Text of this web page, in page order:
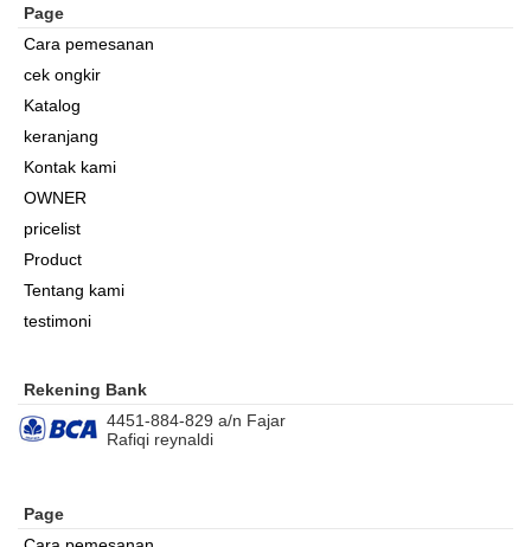
Page
Cara pemesanan
cek ongkir
Katalog
keranjang
Kontak kami
OWNER
pricelist
Product
Tentang kami
testimoni
Rekening Bank
4451-884-829 a/n Fajar
Rafiqi reynaldi
Page